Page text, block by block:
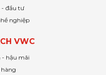
- đầu tư
nghiệp
VWC
- hậu mãi
hàng